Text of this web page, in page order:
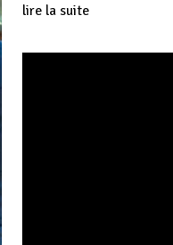
lire la suite